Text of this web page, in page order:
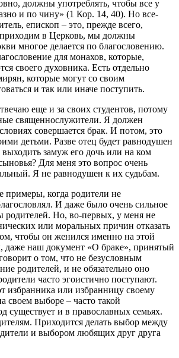
должны употреблять, чтобы все у
и по чину» (1 Кор. 14, 40). Но все-
епископ – это, прежде всего,
в Церковь, мы должны
многое делается по благословению.
для монахов, которые,
своего духовника. Есть отдельно
которые могут со своим
и так или иначе поступить.
еще и за своих студентов, потому
священнослужители. Я должен
совершается брак. И потом, это
детьми. Разве отец будет равнодушен
выходить замуж его дочь или на ком
Для меня это вопрос очень
Я не равнодушен к их судьбам.
примеры, когда родители не
И даже было очень сильное
родителей. Но, во-первых, у меня не
или моральных причин отказать
чтобы он женился именно на этой
даже наш документ «О браке», принятый
о том, что не безусловным
родителей, и не обязательно оно
часто эгоистично поступают.
избранника или избранницу своему
своем выборе – часто такой
существует и в православных семьях.
Приходится делать выбор между
и выбором любящих друг друга